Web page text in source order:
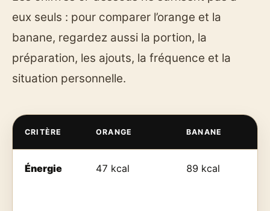
eux seuls : pour comparer l’orange et la
banane, regardez aussi la portion, la
préparation, les ajouts, la fréquence et la
situation personnelle.
CRITÈRE ORANGE BANANE
Énergie 47 kcal 89 kcal